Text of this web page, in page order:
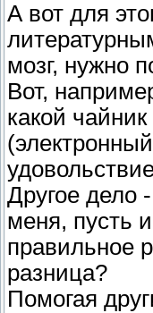
А вот для
мозг, нужно
Вот,
какой
Другое дело
меня, пусть
правильное
разница?
Помогая